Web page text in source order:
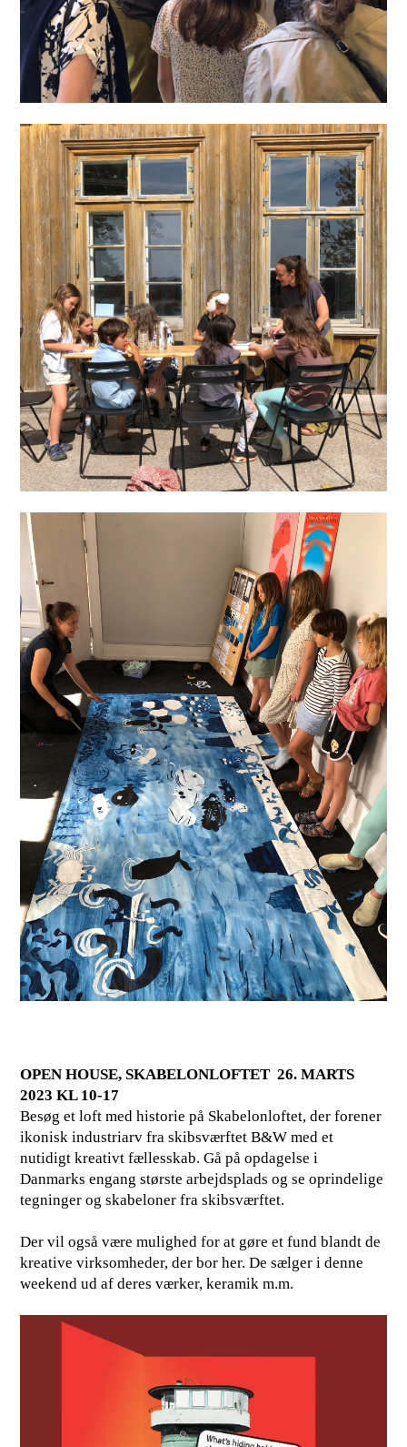
OPEN HOUSE, SKABELONLOFTET 26. MARTS
2023 KL 10-17
Besøg et loft med historie på Skabelonloftet, der forener
ikonisk industriarv fra skibsværftet B&W med et
nutidigt kreativt fællesskab. Gå på opdagelse i
Danmarks engang største arbejdsplads og se oprindelige
tegninger og skabeloner fra skibsværftet.
Der vil også være mulighed for at gøre et fund blandt de
kreative virksomheder, der bor her. De sælger i denne
weekend ud af deres værker, keramik m.m.